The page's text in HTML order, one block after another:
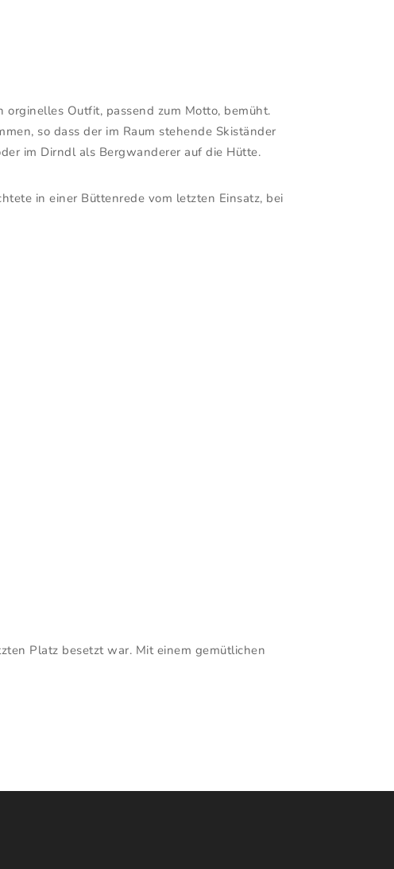
Outfit, passend zum Motto, bemüht.
so dass der im Raum stehende Skiständer
im Dirndl als Bergwanderer auf die Hütte.
in einer Büttenrede vom letzten Einsatz, bei
Platz besetzt war. Mit einem gemütlichen